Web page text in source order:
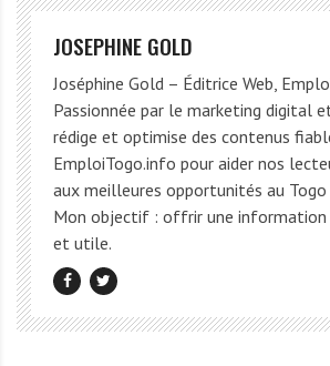
JOSEPHINE GOLD
Joséphine Gold – Éditrice Web,
Passionnée par le marketing digital
rédige et optimise des contenus
EmploiTogo.info pour aider nos
aux meilleures opportunités au
Mon objectif : offrir une information
et utile.